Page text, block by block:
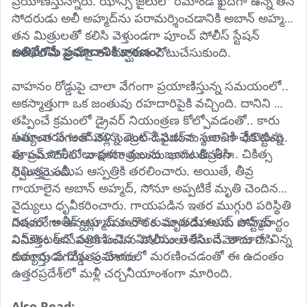
సోదరుడు అలీ అహ్మద్‌ను పరామర్శించడానికి అబాన్ అహ్మద్
తన మిత్రులతో కలిసి వెళ్తుండగా పూంచ్ పోలీస్ స్టేషన్
పరిధిలోని హైవేపై ఈ దుర్ఘటన చోటుచేసుకుంది.
అతివేగమే ప్రమాదానికి కారణం?
వాహనం రోడ్డుపై చాలా వేగంగా ప్రయాణిస్తున్న సమయంలో..
అకస్మాత్తుగా ఒక జంతువు రహదారిపైకి వచ్చింది. దానిని
తప్పించే క్రమంలో డ్రైవర్ నియంత్రణ కోల్పోవడంతో.. కారు
అత్యంత వేగంతో వెళ్లి సెంట్రల్ డివైడర్‌ను బలంగా ఢీకొట్టింది.
ఈ ప్రమాదంలో వాహనం ముందు భాగం తీవ్రంగా
ధ్వంసమైంది.
సమాచారం అందుకున్న వెంటనే ఘటనా స్థలానికి చేరుకున్న
పూంచ్ పోలీసులు క్షతగాత్రులను బయటకు తీసి.. చికిత్స
నిమిత్తం సమీప ఆస్పత్రికి తరలించారు. అయితే, తీవ్ర
గాయాలైన అబాన్ అహ్మద్, సోనూ అప్పటికే మృతి చెందినట్లు
వైద్యులు ధృవీకరించారు. గాయపడిన ఇతర ముగ్గురి పరిస్థితి
విషమంగా ఉన్నట్లు సమాచారం. మృతదేహాలను పోస్ట్‌మార్టం
నిమిత్తం ఆసుపత్రికి పంపిన పోలీసులు కేసు నమోదు చేసి
దర్యాప్తు వేగవంతం చేశారు.
గతంలో అతీక్ అహ్మద్ మరొక కుమారుడు అసద్ అహ్మద్
ఎన్‌కౌంటర్‌లో మరణించిన విషయం తెలిసిందే. తాజాగా చిన్న
కుమారుడు రోడ్డు ప్రమాదంలో మరణించడంతో ఈ ఉదంతం
ఉత్తరప్రదేశ్‌లో మళ్లీ చర్చనీయాంశంగా మారింది.